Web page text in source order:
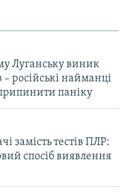
Луганську виник
– російські найманці
паніку
замість тестів ПЛР:
спосіб виявлення